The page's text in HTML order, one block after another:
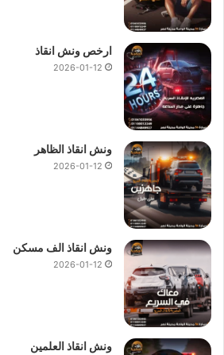
ارخص ونش انقاذ
2026-01-12
ونش انقاذ الظاهر
2026-01-12
ونش انقاذ الف مسكن
2026-01-12
ونش انقاذ العلمين